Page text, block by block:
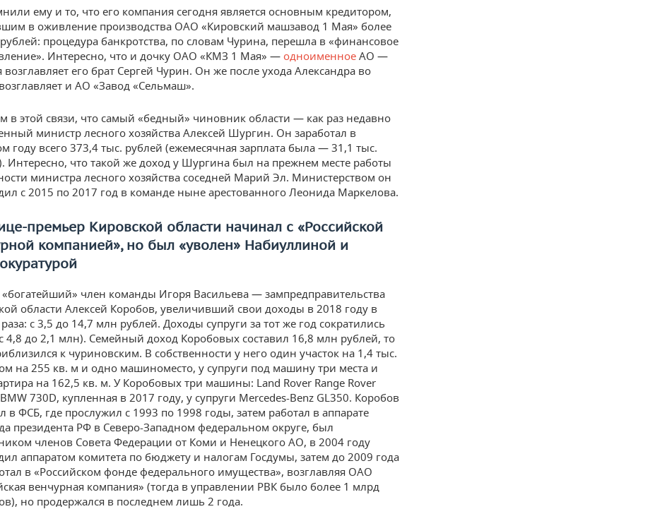
ему и то, что его компания сегодня является основным кредитором,
в оживление производства ОАО «Кировский машзавод 1 Мая» более
процедура банкротства, по словам Чурина, перешла в «финансовое
Интересно, что и дочку ОАО «КМЗ 1 Мая» — одноименное АО —
возглавляет его брат Сергей Чурин. Он же после ухода Александра во
и АО «Завод «Сельмаш».
в этой связи, что самый «бедный» чиновник области — как раз недавно
министр лесного хозяйства Алексей Шургин. Он заработал в
году всего 373,4 тыс. рублей (ежемесячная зарплата была — 31,1 тыс.
Интересно, что такой же доход у Шургина был на прежнем месте работы
министра лесного хозяйства соседней Марий Эл. Министерством он
с 2015 по 2017 год в команде ныне арестованного Леонида Маркелова.
премьер Кировской области начинал с «Российской
компанией», но был «уволен» Набиуллиной и
член команды Игоря Васильева — зампредправительства
области Алексей Коробов, увеличивший свои доходы в 2018 году в
с 3,5 до 14,7 млн рублей. Доходы супруги за тот же год сократились
4,8 до 2,1 млн). Семейный доход Коробовых составил 16,8 млн рублей, то
к чуриновским. В собственности у него один участок на 1,4 тыс.
на 255 кв. м и одно машиноместо, у супруги под машину три места и
на 162,5 кв. м. У Коробовых три машины: Land Rover Range Rover
730D, купленная в 2017 году, у супруги Mercedes-Benz GL350. Коробов
в ФСБ, где прослужил с 1993 по 1998 годы, затем работал в аппарате
президента РФ в Северо-Западном федеральном округе, был
членов Совета Федерации от Коми и Ненецкого АО, в 2004 году
аппаратом комитета по бюджету и налогам Госдумы, затем до 2009 года
в «Российском фонде федерального имущества», возглавляя ОАО
венчурная компания» (тогда в управлении РВК было более 1 млрд
но продержался в последнем лишь 2 года.